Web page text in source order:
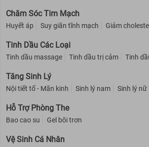
Chăm Sóc Tim Mạch
Huyết áp Suy giãn tĩnh mạch Giảm
Tinh Dầu Các Loại
Tinh dầu massage Tinh dầu trị cảm Tinh
Tăng Sinh Lý
Nội tiết tố - Mãn kinh Sinh lý nam Sinh lý nữ
Hỗ Trợ Phòng The
Bao cao su Gel bôi trơn
Vệ Sinh Cá Nhân